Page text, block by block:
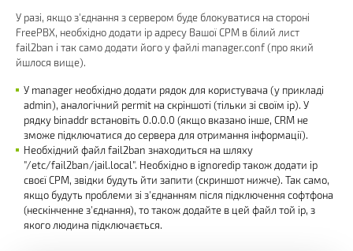
У разі, якщо з'єднання з сервером буде блокуватися на стороні
FreePBX, необхідно додати ip адресу Вашої СРМ в білий лист
fail2ban і так само додати його у файлі manager.conf (про який
йшлося вище).
У manager необхідно додати рядок для користувача (у прикладі
admin), аналогічний permit на скріншоті (тільки зі своїм ip). У
рядку binaddr встановіть 0.0.0.0 (якщо вказано інше, СRМ не
зможе підключатися до сервера для отримання інформації).
Необхідний файл fail2ban знаходиться на шляху
"/etc/fail2ban/jail.local". Необхідно в ignoredip також додати ip
своєї СРМ, звідки будуть йти запити (скриншот нижче). Так само,
якщо будуть проблеми зі з'єднанням після підключення софтфона
(нескінченне з'єднання), то також додайте в цей файл той ip, з
якого людина підключається.